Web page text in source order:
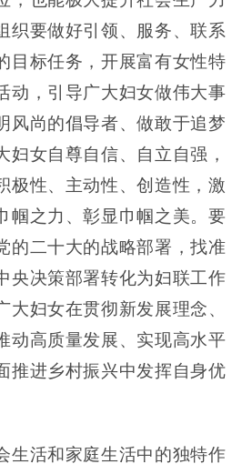
织要做好引领、服务、联系
目标任务，开展富有女性特
动，引导广大妇女做伟大事
风尚的倡导者、做敢于追梦
妇女自尊自信、自立自强，
极性、主动性、创造性，激
帼之力、彰显巾帼之美。要
的二十大的战略部署，找准
央决策部署转化为妇联工作
大妇女在贯彻新发展理念、
动高质量发展、实现高水平
推进乡村振兴中发挥自身优
活和家庭生活中的独特作